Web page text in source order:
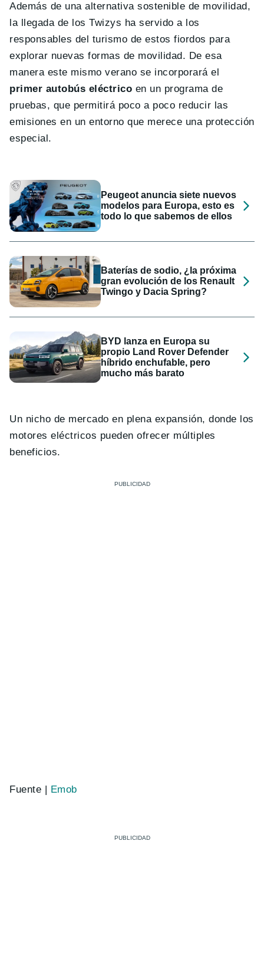
Además de una alternativa sostenible de movilidad,
la llegada de los Twizys ha servido a los
responsables del turismo de estos fiordos para
explorar nuevas formas de movilidad. De esa
manera este mismo verano se incorporará el
primer autobús eléctrico en un programa de
pruebas, que permitirá poco a poco reducir las
emisiones en un entorno que merece una protección
especial.
Peugeot anuncia siete nuevos
modelos para Europa, esto es
todo lo que sabemos de ellos
Baterías de sodio, ¿la próxima
gran evolución de los Renault
Twingo y Dacia Spring?
BYD lanza en Europa su
propio Land Rover Defender
híbrido enchufable, pero
mucho más barato
Un nicho de mercado en plena expansión, donde los
motores eléctricos pueden ofrecer múltiples
beneficios.
Fuente | Emob